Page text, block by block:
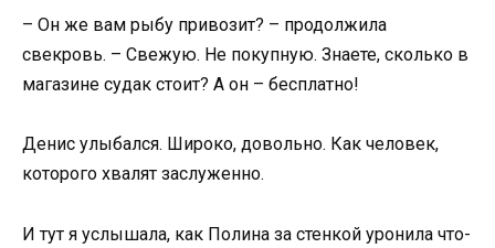
– Он же вам рыбу привозит? – продолжила
свекровь. – Свежую. Не покупную. Знаете, сколько в
магазине судак стоит? А он – бесплатно!
Денис улыбался. Широко, довольно. Как человек,
которого хвалят заслуженно.
И тут я услышала, как Полина за стенкой уронила что-